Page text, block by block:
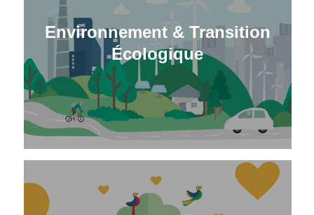
Environnement & Transition
Écologique